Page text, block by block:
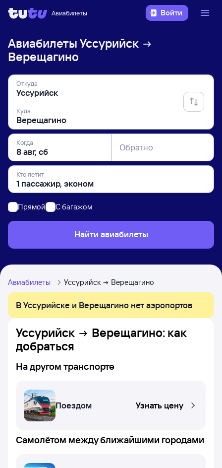
Авиабилеты Войти
Авиабилеты Уссурийск
Верещагино
Откуда
Куда
Когда Обратно
Кто летит
Прямой C багажом
Найти авиабилеты
Авиабилеты Уссурийск Верещагино
В Уссурийске и Верещагино нет аэропортов
Уссурийск Верещагино: как
добраться
На другом транспорте
Поездом Узнать цену
Самолётом между ближайшими городами